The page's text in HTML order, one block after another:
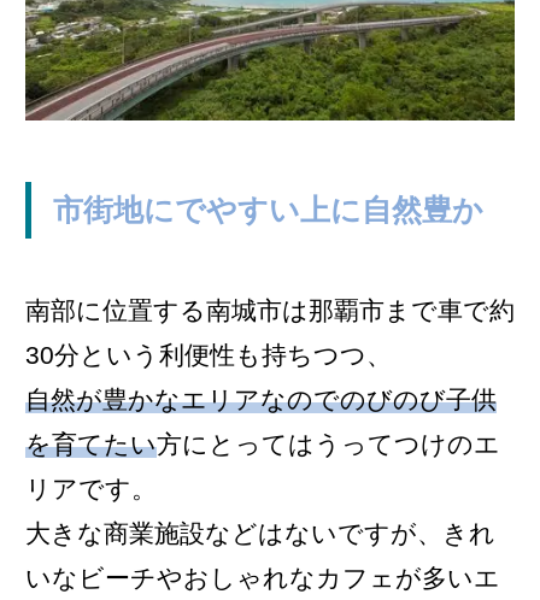
市街地にでやすい上に自然豊か
南部に位置する南城市は那覇市まで車で約
30分という利便性も持ちつつ、
自然が豊かなエリアなのでのびのび子供
を育てたい方にとってはうってつけのエ
リアです。
大きな商業施設などはないですが、きれ
いなビーチやおしゃれなカフェが多いエ